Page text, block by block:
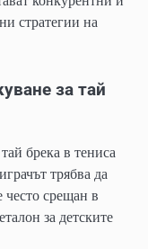
стратегии на
за тай
брека в тениса
трябва да
срещан в
за детските